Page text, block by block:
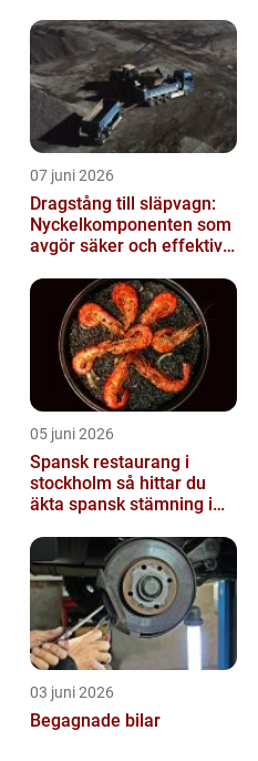
07 juni 2026
Dragstång till släpvagn:
Nyckelkomponenten som
avgör säker och effektiv
05 juni 2026
Spansk restaurang i
stockholm så hittar du
äkta spansk stämning i
03 juni 2026
Begagnade bilar